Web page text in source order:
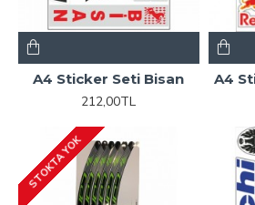
A4 Sticker Seti Bisan
212,00TL
A4
STOKTA YOK